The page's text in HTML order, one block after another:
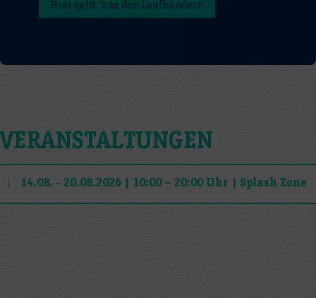
Hier geht´s zu den Laufbändern
VERANSTALTUNGEN
↓ 14.08. - 20.08.2026 | 10:00 – 20:00 Uhr | Splash Zone